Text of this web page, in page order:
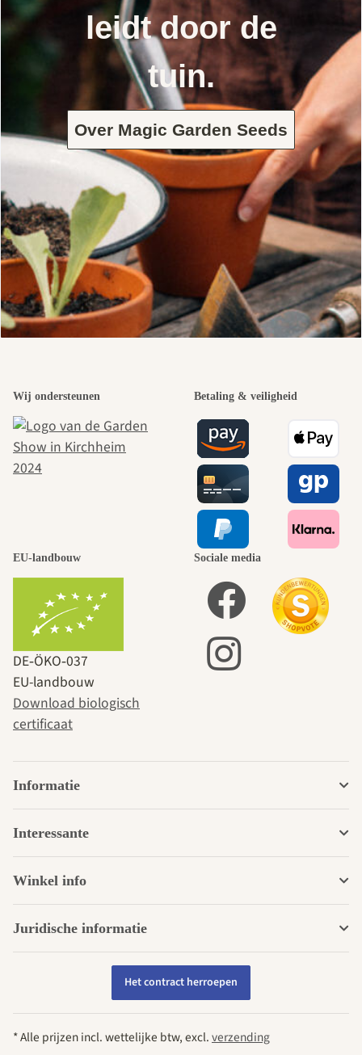
leidt door de
tuin.
Over Magic Garden Seeds
Wij ondersteunen Betaling & veiligheid
EU-landbouw
DE‑ÖKO‑037
EU-landbouw
Download biologisch
certificaat
Sociale media
Informatie
Interessante
Winkel info
Juridische informatie
Het contract herroepen
* Alle prijzen incl. wettelijke btw, excl.verzending